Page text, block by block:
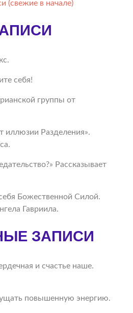
(свежие в начале)
себя!
группы от
иллюзии Разделения».
Рассказывает
Божественной Силой.
Гавриила.
ЗАПИСИ
и счастье наше.
повышенную энергию.